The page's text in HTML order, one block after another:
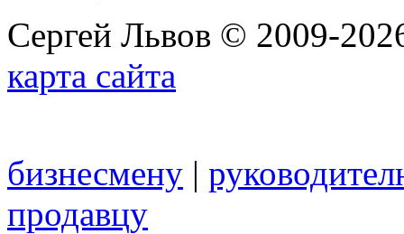
Сергей Львов © 2009-
карта сайта
бизнесмену |
продавцу